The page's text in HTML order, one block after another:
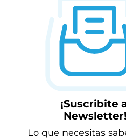
¡Suscribite
Newsletter!
Lo que necesitas